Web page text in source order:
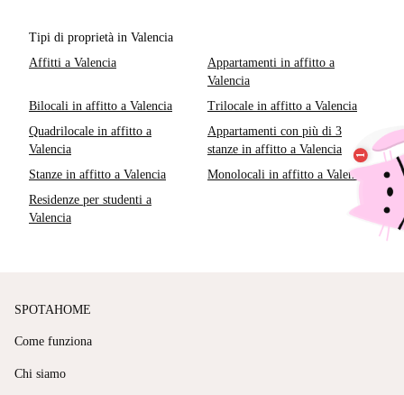
Tipi di proprietà in Valencia
Affitti a Valencia
Appartamenti in affitto a
Valencia
Bilocali in affitto a Valencia
Trilocale in affitto a Valencia
Quadrilocale in affitto a
Valencia
Appartamenti con più di 3
stanze in affitto a Valencia
Stanze in affitto a Valencia
Monolocali in affitto a Valencia
Residenze per studenti a
Valencia
SPOTAHOME
Come funziona
Chi siamo